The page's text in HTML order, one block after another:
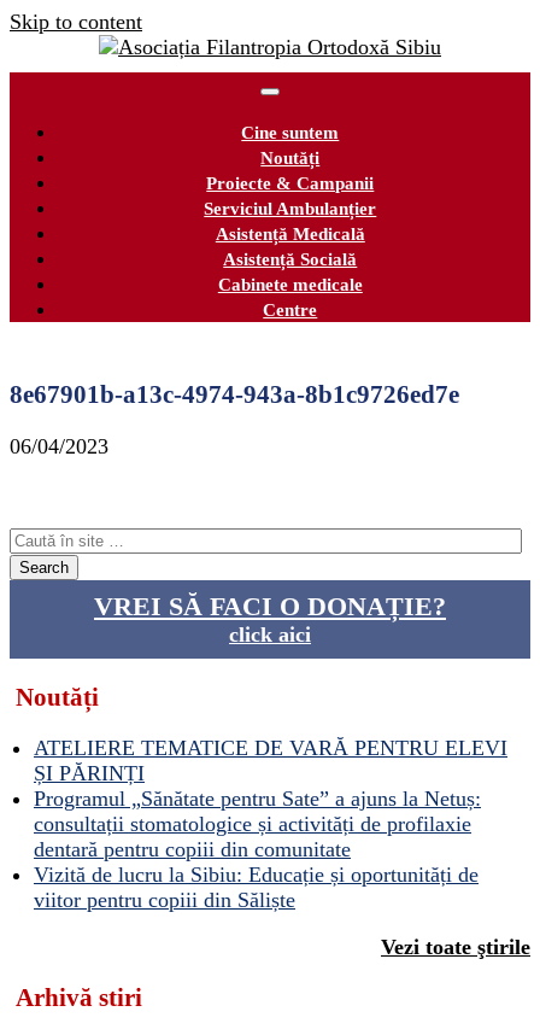
Skip to content
Cine suntem
Noutăți
Proiecte & Campanii
Serviciul Ambulanțier
Asistență Medicală
Asistență Socială
Cabinete medicale
Centre
8e67901b-a13c-4974-943a-8b1c9726ed7e
06/04/2023
VREI SĂ FACI O DONAȚIE?
click aici
Noutăți
ATELIERE TEMATICE DE VARĂ PENTRU ELEVI
ȘI PĂRINȚI
Programul „Sănătate pentru Sate” a ajuns la Netuș:
consultații stomatologice și activități de profilaxie
dentară pentru copiii din comunitate
Vizită de lucru la Sibiu: Educație și oportunități de
viitor pentru copiii din Săliște
Vezi toate ştirile
Arhivă stiri